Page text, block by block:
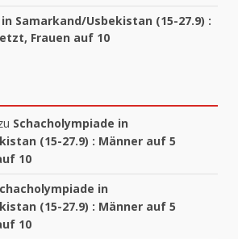
Samarkand/Usbekistan (15-27.9) :
Frauen auf 10
Schacholympiade in
(15-27.9) : Männer auf 5
10
in
(15-27.9) : Männer auf 5
10